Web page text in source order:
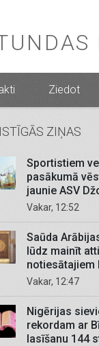
Ziedot
ZIŅAS
Sportistiem
pasākumā
jaunie ASV
Vakar, 12:52
Saūda
lūdz mainīt
notiesātajiem
Vakar, 12:47
Nigērijas
rekordam ar
lasīšanu 144